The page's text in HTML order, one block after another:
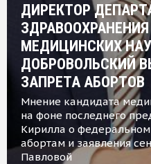
ДИРЕКТОР
МЕДИЦИНСКИХ
ДОБРОВОЛЬСКИЙ
ЗАПРЕТА АБОРТОВ
Мнение кандидата
на фоне последнего
Кирилла о федеральном
абортам и заявления
Павловой